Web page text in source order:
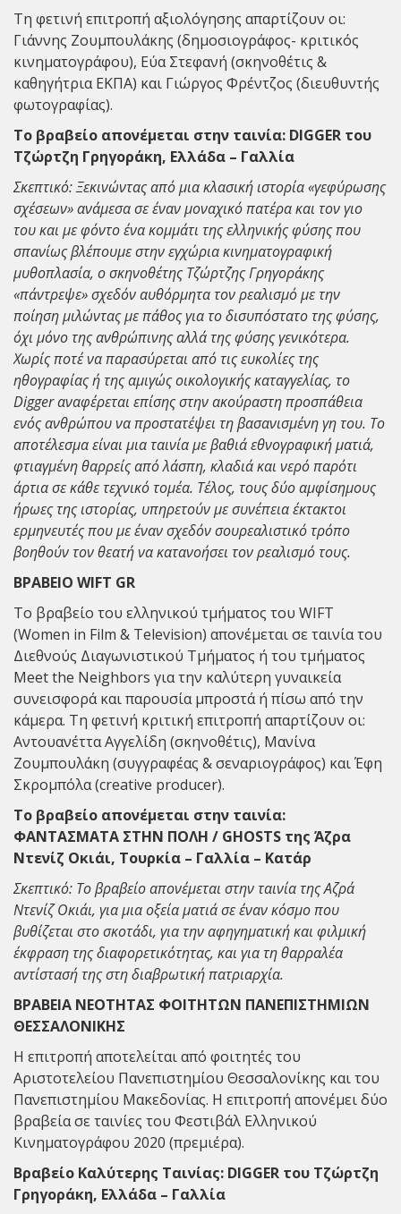
Τη φετινή επιτροπή αξιολόγησης απαρτίζουν οι:
Γιάννης Ζουμπουλάκης (δημοσιογράφος- κριτικός
κινηματογράφου), Εύα Στεφανή (σκηνοθέτις &
καθηγήτρια ΕΚΠΑ) και Γιώργος Φρέντζος (διευθυντής
φωτογραφίας).
Το βραβείο απονέμεται στην ταινία: DIGGER του
Τζώρτζη Γρηγοράκη, Ελλάδα – Γαλλία
Σκεπτικό: Ξεκινώντας από μια κλασική ιστορία «γεφύρωσης
σχέσεων» ανάμεσα σε έναν μοναχικό πατέρα και τον γιο
του και με φόντο ένα κομμάτι της ελληνικής φύσης που
σπανίως βλέπουμε στην εγχώρια κινηματογραφική
μυθοπλασία, ο σκηνοθέτης Τζώρτζης Γρηγοράκης
«πάντρεψε» σχεδόν αυθόρμητα τον ρεαλισμό με την
ποίηση μιλώντας με πάθος για το δισυπόστατο της φύσης,
όχι μόνο της ανθρώπινης αλλά της φύσης γενικότερα.
Χωρίς ποτέ να παρασύρεται από τις ευκολίες της
ηθογραφίας ή της αμιγώς οικολογικής καταγγελίας, το
Digger αναφέρεται επίσης στην ακούραστη προσπάθεια
ενός ανθρώπου να προστατέψει τη βασανισμένη γη του. Το
αποτέλεσμα είναι μια ταινία με βαθιά εθνογραφική ματιά,
φτιαγμένη θαρρείς από λάσπη, κλαδιά και νερό παρότι
άρτια σε κάθε τεχνικό τομέα. Τέλος, τους δύο αμφίσημους
ήρωες της ιστορίας, υπηρετούν με συνέπεια έκτακτοι
ερμηνευτές που με έναν σχεδόν σουρεαλιστικό τρόπο
βοηθούν τον θεατή να κατανοήσει τον ρεαλισμό τους.
ΒΡΑΒΕΙΟ WIFT GR
Το βραβείο του ελληνικού τμήματος του WIFT
(Women in Film & Television) απονέμεται σε ταινία του
Διεθνούς Διαγωνιστικού Τμήματος ή του τμήματος
Meet the Neighbors για την καλύτερη γυναικεία
συνεισφορά και παρουσία μπροστά ή πίσω από την
κάμερα. Τη φετινή κριτική επιτροπή απαρτίζουν οι:
Αντουανέττα Αγγελίδη (σκηνοθέτις), Μανίνα
Ζουμπουλάκη (συγγραφέας & σεναριογράφος) και Έφη
Σκρομπόλα (creative producer).
Το βραβείο απονέμεται στην ταινία:
ΦΑΝΤΑΣΜΑΤΑ ΣΤΗΝ ΠΟΛΗ / GHOSTS της Άζρα
Ντενίζ Οκιάι, Τουρκία – Γαλλία – Κατάρ
Σκεπτικό: Το βραβείο απονέμεται στην ταινία της Αζρά
Ντενίζ Οκιάι, για μια οξεία ματιά σε έναν κόσμο που
βυθίζεται στο σκοτάδι, για την αφηγηματική και φιλμική
έκφραση της διαφορετικότητας, και για τη θαρραλέα
αντίστασή της στη διαβρωτική πατριαρχία.
ΒΡΑΒΕΙΑ ΝΕΟΤΗΤΑΣ ΦΟΙΤΗΤΩΝ ΠΑΝΕΠΙΣΤΗΜΙΩΝ
ΘΕΣΣΑΛΟΝΙΚΗΣ
Η επιτροπή αποτελείται από φοιτητές του
Αριστοτελείου Πανεπιστημίου Θεσσαλονίκης και του
Πανεπιστημίου Μακεδονίας. Η επιτροπή απονέμει δύο
βραβεία σε ταινίες του Φεστιβάλ Ελληνικού
Κινηματογράφου 2020 (πρεμιέρα).
Βραβείο Καλύτερης Ταινίας: DIGGER του Τζώρτζη
Γρηγοράκη, Ελλάδα – Γαλλία